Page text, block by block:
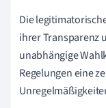
Die
ihrer Transparenz
unabhängige
Regelungen eine